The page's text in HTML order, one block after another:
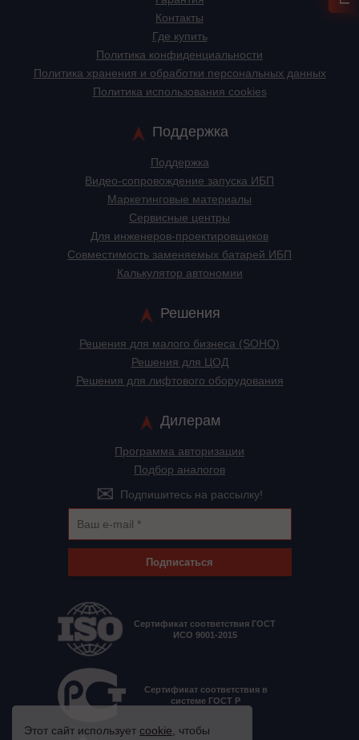
Контакты
Где купить
Политика конфиденциальности
Политика хранения и обработки персональных данных
Политика использования cookies
Поддержка
Поддержка
Видео-сопровождение запуска ИБП
Маркетинговые материалы
Сервисные центры
Для инженеров-проектировщиков
Cовместимость заменяемых батарей ИБП
Калькулятор автономии
Решения
Решения для малого бизнеса (SOHO)
Решения для ЦОД
Решения для лифтового оборудования
Дилерам
Программа авторизации
Подбор аналогов
Подпишитесь на рассылку!
Подписаться
Сертификат соответствия ГОСТ
ИСО 9001-2015
Сертификат соответствия в
системе ГОСТ Р
Этот сайт использует cookie , чтобы